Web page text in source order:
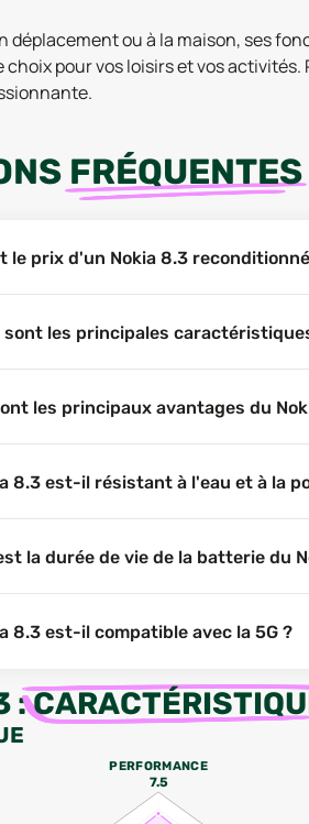
déplacement ou à la maison, ses
choix pour vos loisirs et vos
FRÉQUENTES
le prix d'un Nokia 8.3
sont les principales
les principaux avantages du
8.3 est-il résistant à l'eau et à la
la durée de vie de la batterie du
8.3 est-il compatible avec la 5G ?
:
PERFORMANCE
7.5